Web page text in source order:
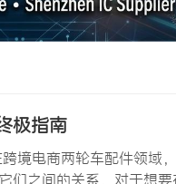
极指南
境电商两轮车配件领域
之间的关系，对于想要